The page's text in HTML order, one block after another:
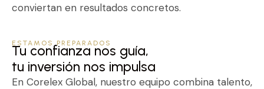
conviertan en resultados concretos.
ESTAMOS PREPARADOS
Tu confianza nos guía,
tu inversión nos impulsa
En Corelex Global, nuestro equipo combina talento,